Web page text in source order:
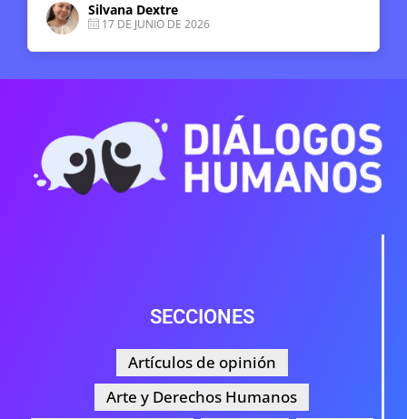
Silvana Dextre
17 DE JUNIO DE 2026
SECCIONES
Artículos de opinión
Arte y Derechos Humanos